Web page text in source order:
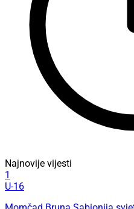
Najnovije vijesti
1
U-16